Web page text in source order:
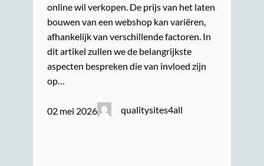
online wil verkopen. De prijs van het laten
bouwen van een webshop kan variëren,
afhankelijk van verschillende factoren. In
dit artikel zullen we de belangrijkste
aspecten bespreken die van invloed zijn
op…
02 mei 2026 qualitysites4all